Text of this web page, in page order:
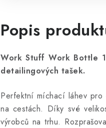
Popis
Work Stuff Work Bottle
detailingových tašek.
Perfektní míchací láhev
na cestách. Díky své
výrobců na trhu.